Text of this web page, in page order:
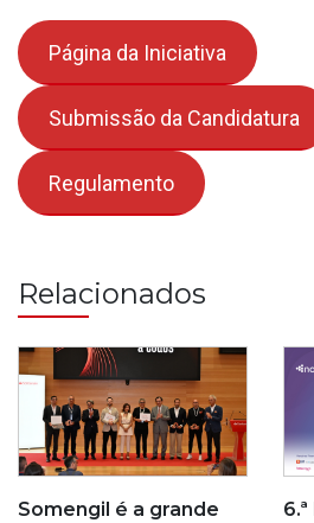
Página da Iniciativa
Submissão da Candidatura
Regulamento
Relacionados
Somengil é a grande